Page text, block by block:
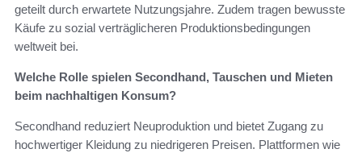
geteilt durch erwartete Nutzungsjahre. Zudem tragen bewusste
Käufe zu sozial verträglicheren Produktionsbedingungen
weltweit bei.
Welche Rolle spielen Secondhand, Tauschen und Mieten
beim nachhaltigen Konsum?
Secondhand reduziert Neuproduktion und bietet Zugang zu
hochwertiger Kleidung zu niedrigeren Preisen. Plattformen wie